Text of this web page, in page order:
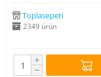
Toplasepeti
2349 ürün
+
−